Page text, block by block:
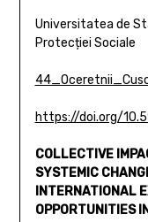
Universitatea de
Protecției Sociale
https://doi.org/
COLLECTIVE
SYSTEMIC
INTERNATIONAL
OPPORTUNITIES